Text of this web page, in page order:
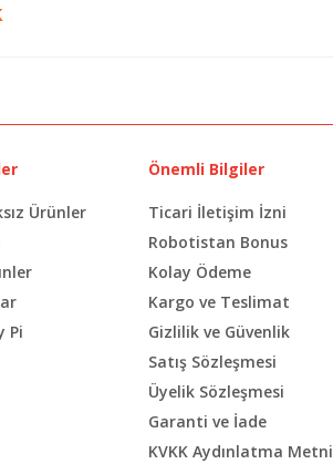
Ürünler
Pi
Önemli Bilgiler
Ticari İletişim İzni
Robotistan Bonus
Kolay Ödeme
Kargo ve Teslimat
Gizlilik ve Güvenlik
Satış Sözleşmesi
Üyelik Sözleşmesi
Garanti ve İade
KVKK Aydınlatma Metni